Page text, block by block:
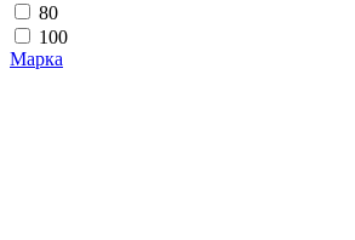
80
100
Марка